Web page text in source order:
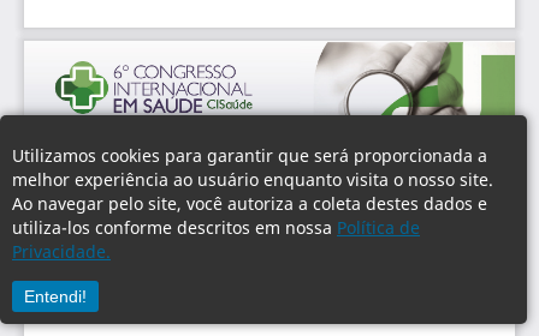
Utilizamos cookies para garantir que será proporcionada a
melhor experiência ao usuário enquanto visita o nosso site.
Ao navegar pelo site, você autoriza a coleta destes dados e
utiliza-los conforme descritos em nossa Política de
Privacidade.
Entendi!